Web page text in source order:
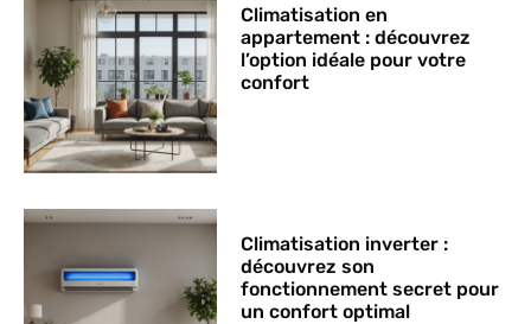
Climatisation en
appartement : découvrez
l’option idéale pour votre
confort
Climatisation inverter :
découvrez son
fonctionnement secret pour
un confort optimal